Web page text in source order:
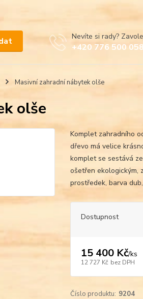
Nevíte si rady?
+420 776 500 058
Masivní zahradní nábytek olše
olše
Komplet zahradního
dřevo má velice
komplet se sestává
ošetřen ekologickým,
prostředek, barva
Dostupnost
15 400 Kč/ks
12 727 Kč bez DPH
Číslo produktu: 9204